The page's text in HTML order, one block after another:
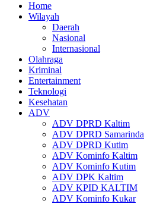
Home
Wilayah
Daerah
Nasional
Internasional
Olahraga
Kriminal
Entertainment
Teknologi
Kesehatan
ADV
ADV DPRD Kaltim
ADV DPRD Samarinda
ADV DPRD Kutim
ADV Kominfo Kaltim
ADV Kominfo Kutim
ADV DPK Kaltim
ADV KPID KALTIM
ADV Kominfo Kukar